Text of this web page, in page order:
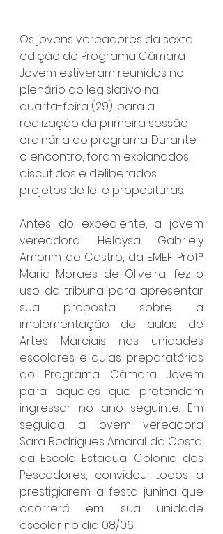
Os jovens vereadores da sexta
edição do Programa Câmara
Jovem estiveram reunidos no
plenário do legislativo na
quarta-feira (29), para a
realização da primeira sessão
ordinária do programa. Durante
o encontro, foram explanados,
discutidos e deliberados
projetos de lei e proposituras.
Antes do expediente, a jovem
vereadora Heloysa Gabriely
Amorim de Castro, da EMEF Profª
Maria Moraes de Oliveira, fez o
uso da tribuna para apresentar
sua proposta sobre a
implementação de aulas de
Artes Marciais nas unidades
escolares e aulas preparatórias
do Programa Câmara Jovem
para aqueles que pretendem
ingressar no ano seguinte. Em
seguida, a jovem vereadora
Sara Rodrigues Amaral da Costa,
da Escola Estadual Colônia dos
Pescadores, convidou todos a
prestigiarem a festa junina que
ocorrerá em sua unidade
escolar no dia 08/06.